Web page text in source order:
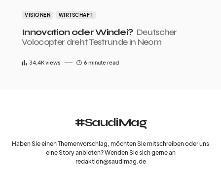
VISIONEN WIRTSCHAFT
Innovation oder Windei? Deutscher
Volocopter dreht Testrunde in Neom
34,4Kviews 6 minute read
#SaudiMag
Haben Sie einen Themenvorschlag, möchten Sie mitschreiben oder uns
eine Story anbieten? Wenden Sie sich gerne an
redaktion@saudimag.de